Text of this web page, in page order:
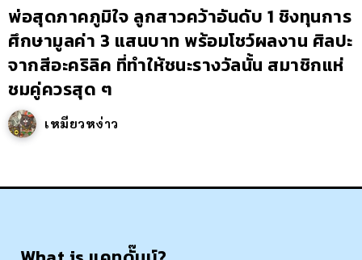
พ่อสุดภาคภูมิใจ ลูกสาวคว้าอันดับ 1 ชิงทุนการ
ศึกษามูลค่า 3 แสนบาท พร้อมโชว์ผลงาน ศิลปะ
จากสีอะคริลิค ที่ทำให้ชนะรางวัลนั้น สมาชิกแห่
ชมคู่ควรสุด ๆ
เหมียวหง่าว